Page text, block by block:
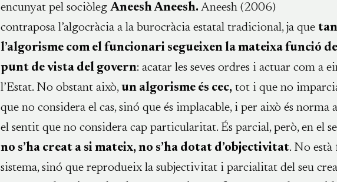
encunyat pel sociòleg Aneesh Aneesh. Aneesh (2006)
contraposa l’algocràcia a la burocràcia estatal tradicional, ja que
l’algorisme com el funcionari segueixen la mateixa funció
punt de vista del govern: acatar les seves ordres i actuar com a
l’Estat. No obstant això,un algorisme és cec, tot i que no
que no considera el cas, sinó que és implacable, i per això és norma
el sentit que no considera cap particularitat. És parcial, però, en el
no s’ha creat a si mateix, no s’ha dotat d’objectivitat. No està
sistema, sinó que reprodueix la subjectivitat i parcialitat del seu